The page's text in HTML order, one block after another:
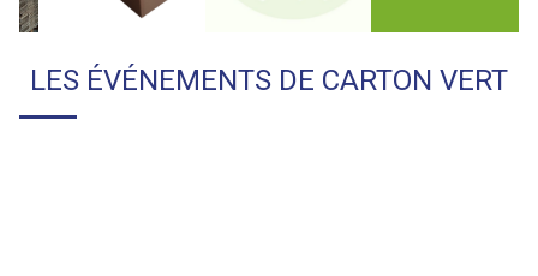
LES ÉVÉNEMENTS DE CARTON VERT